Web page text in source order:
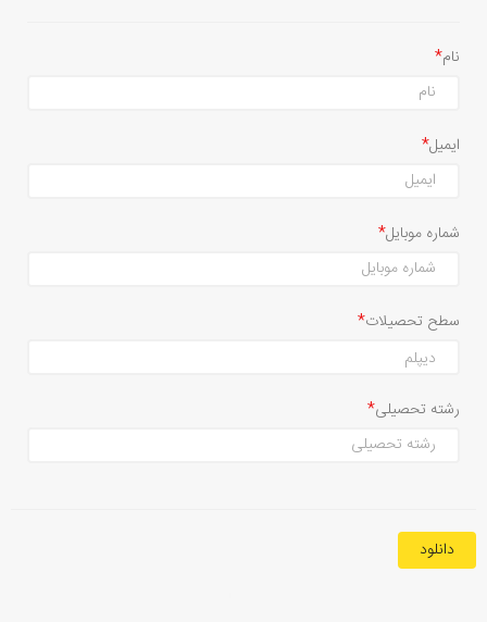
نام
ایمیل
شماره موبایل
سطح تحصیلات
رشته تحصیلی
دانلود